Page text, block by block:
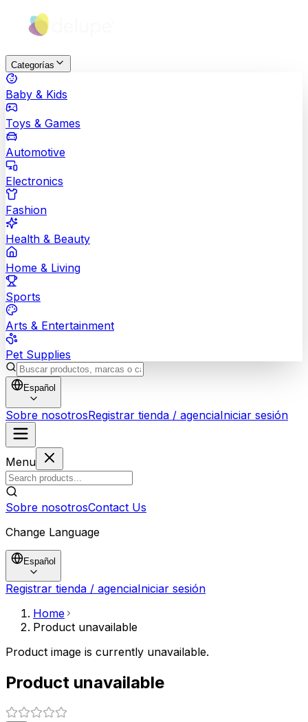
Categorías
Baby & Kids
Toys & Games
Automotive
Electronics
Fashion
Health & Beauty
Home & Living
Sports
Arts & Entertainment
Pet Supplies
Español
Sobre nosotrosRegistrar tienda / agenciaIniciar sesión
Menu
Sobre nosotrosContact Us
Change Language
Español
Registrar tienda / agenciaIniciar sesión
Home
Product unavailable
Product image is currently unavailable.
Product unavailable